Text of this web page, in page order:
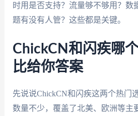
时用是否支持？流量够不够用？数
题有没有人管？这些都是关键。
ChickCN和闪疾哪
比给你答案
先说说ChickCN和闪疾这两个热门
数量不少，覆盖了北美、欧洲等主